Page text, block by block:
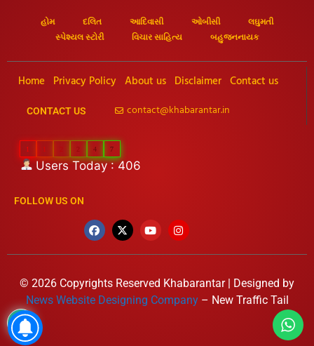
હોમ દલિત આદિવાસી ઓબીસી
લઘુમતી
સ્પેશ્યલ સ્ટોરી
વિચાર સાહિત્ય બહુજનનાયક
Home Privacy Policy About us Disclaimer Contact us
CONTACT US contact@khabarantar.in
1 1 4 7
Users Today : 406
FOLLOW US ON
© 2026 Copyrights Reserved Khabarantar | Designed by
News Website Designing Company – New Traffic Tail